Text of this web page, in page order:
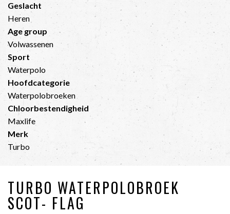
Geslacht
Heren
Age group
Volwassenen
Sport
Waterpolo
Hoofdcategorie
Waterpolobroeken
Chloorbestendigheid
Maxlife
Merk
Turbo
TURBO WATERPOLOBROEK
SCOT- FLAG